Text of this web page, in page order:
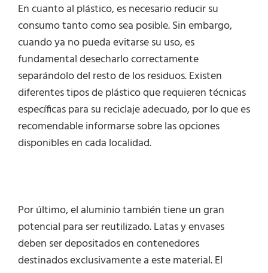
En cuanto al plástico, es necesario reducir su
consumo tanto como sea posible. Sin embargo,
cuando ya no pueda evitarse su uso, es
fundamental desecharlo correctamente
separándolo del resto de los residuos. Existen
diferentes tipos de plástico que requieren técnicas
específicas para su reciclaje adecuado, por lo que es
recomendable informarse sobre las opciones
disponibles en cada localidad.
Por último, el aluminio también tiene un gran
potencial para ser reutilizado. Latas y envases
deben ser depositados en contenedores
destinados exclusivamente a este material. El